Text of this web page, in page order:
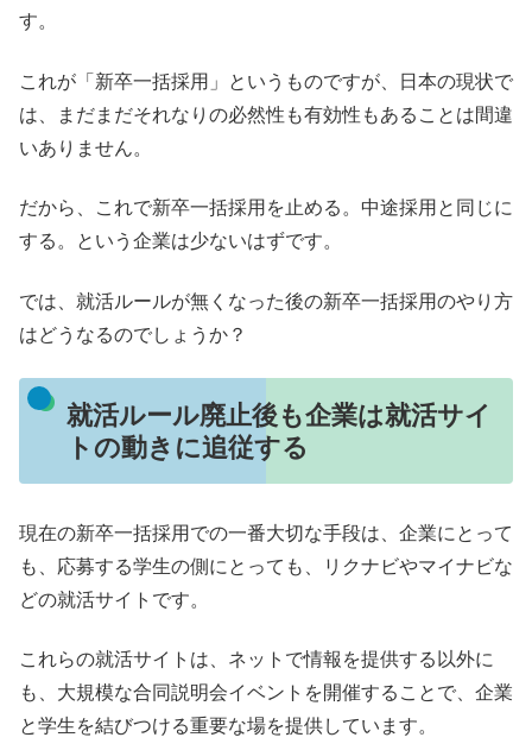
す。
これが「新卒一括採用」というものですが、日本の現状で
は、まだまだそれなりの必然性も有効性もあることは間違
いありません。
だから、これで新卒一括採用を止める。中途採用と同じに
する。という企業は少ないはずです。
では、就活ルールが無くなった後の新卒一括採用のやり方
はどうなるのでしょうか？
就活ルール廃止後も企業は就活サイ
トの動きに追従する
現在の新卒一括採用での一番大切な手段は、企業にとって
も、応募する学生の側にとっても、リクナビやマイナビな
どの就活サイトです。
これらの就活サイトは、ネットで情報を提供する以外に
も、大規模な合同説明会イベントを開催することで、企業
と学生を結びつける重要な場を提供しています。